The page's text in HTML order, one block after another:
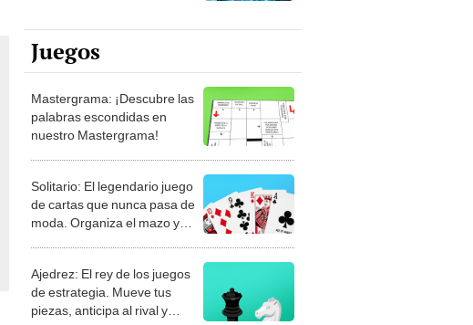
Juegos
Mastergrama: ¡Descubre las
palabras escondidas en
nuestro Mastergrama!
Solitario: El legendario juego
de cartas que nunca pasa de
moda. Organiza el mazo y
Ajedrez: El rey de los juegos
de estrategia. Mueve tus
piezas, anticipa al rival y